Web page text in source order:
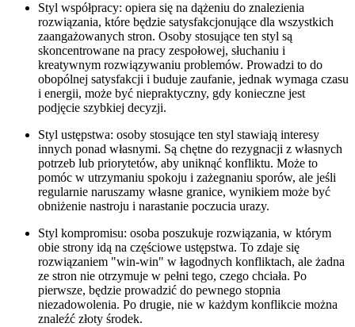
Styl współpracy: opiera się na dążeniu do znalezienia
rozwiązania, które będzie satysfakcjonujące dla wszystkich
zaangażowanych stron. Osoby stosujące ten styl są
skoncentrowane na pracy zespołowej, słuchaniu i
kreatywnym rozwiązywaniu problemów. Prowadzi to do
obopólnej satysfakcji i buduje zaufanie, jednak wymaga czasu
i energii, może być niepraktyczny, gdy konieczne jest
podjęcie szybkiej decyzji.
Styl ustępstwa: osoby stosujące ten styl stawiają interesy
innych ponad własnymi. Są chętne do rezygnacji z własnych
potrzeb lub priorytetów, aby uniknąć konfliktu. Może to
pomóc w utrzymaniu spokoju i zażegnaniu sporów, ale jeśli
regularnie naruszamy własne granice, wynikiem może być
obniżenie nastroju i narastanie poczucia urazy.
Styl kompromisu: osoba poszukuje rozwiązania, w którym
obie strony idą na częściowe ustępstwa. To zdaje się
rozwiązaniem "win-win" w łagodnych konfliktach, ale żadna
ze stron nie otrzymuje w pełni tego, czego chciała. Po
pierwsze, będzie prowadzić do pewnego stopnia
niezadowolenia. Po drugie, nie w każdym konflikcie można
znaleźć złoty środek.